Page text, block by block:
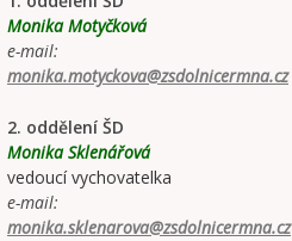
Monika Motyčková
e-mail:
monika.motyckova@zsdolnicermna.cz
2. oddělení ŠD
Monika Sklenářová
vedoucí vychovatelka
e-mail:
monika.sklenarova@zsdolnicermna.cz